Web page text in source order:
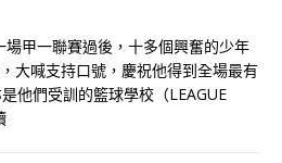
場甲一聯賽過後，十多個興奮的少年
大喊支持口號，慶祝他得到全場最有
他們受訓的籃球學校（LEAGUE